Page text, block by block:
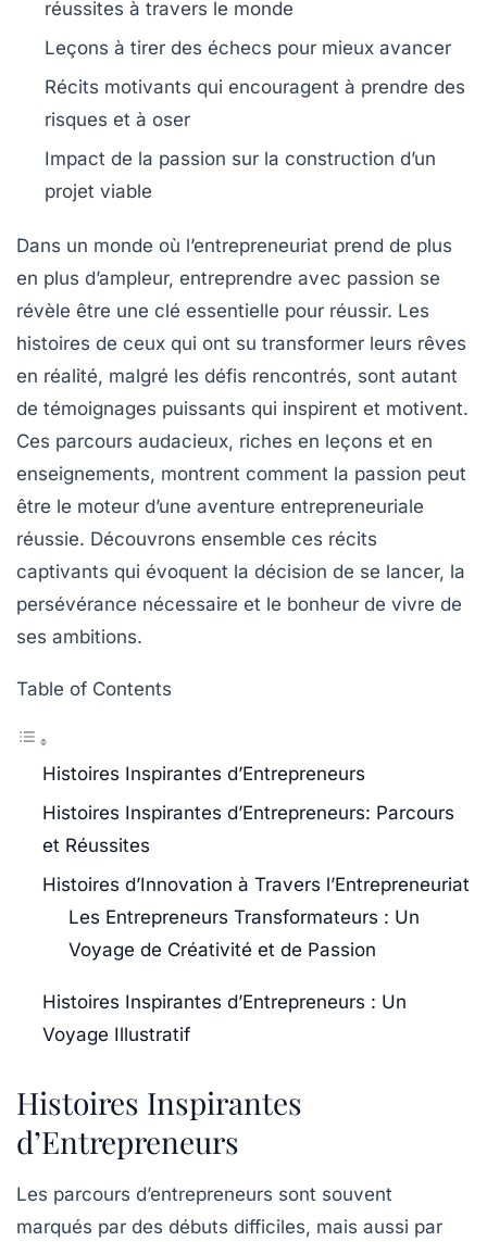
réussites à travers le monde
Leçons à tirer des échecs pour mieux avancer
Récits motivants qui encouragent à prendre des
risques et à oser
Impact de la passion sur la construction d’un
projet viable
Dans un monde où l’entrepreneuriat prend de plus
en plus d’ampleur, entreprendre avec passion se
révèle être une clé essentielle pour réussir. Les
histoires de ceux qui ont su transformer leurs rêves
en réalité, malgré les défis rencontrés, sont autant
de témoignages puissants qui inspirent et motivent.
Ces parcours audacieux, riches en leçons et en
enseignements, montrent comment la passion peut
être le moteur d’une aventure entrepreneuriale
réussie. Découvrons ensemble ces récits
captivants qui évoquent la décision de se lancer, la
persévérance nécessaire et le bonheur de vivre de
ses ambitions.
Table of Contents
Histoires Inspirantes d’Entrepreneurs
Histoires Inspirantes d’Entrepreneurs: Parcours
et Réussites
Histoires d’Innovation à Travers l’Entrepreneuriat
Les Entrepreneurs Transformateurs : Un
Voyage de Créativité et de Passion
Histoires Inspirantes d’Entrepreneurs : Un
Voyage Illustratif
Histoires Inspirantes
d’Entrepreneurs
Les parcours d’entrepreneurs sont souvent
marqués par des débuts difficiles, mais aussi par